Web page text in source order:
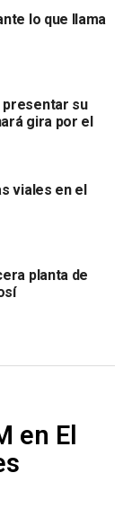
abarca 102
Matlapa y
violencia
Fernández
en SLP
lo que llama
presentar su
gira por el
viales en el
planta de
en El